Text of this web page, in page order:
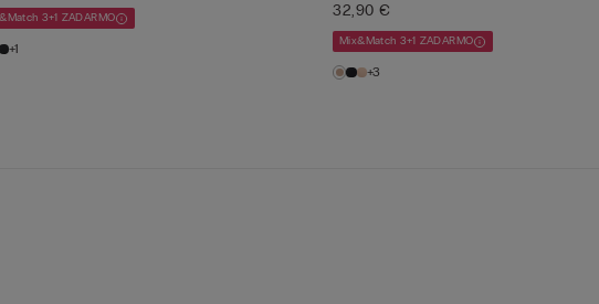
3+1 ZADARMO
+1
32,90 €
Mix&Match 3+1 ZADARMO
+3